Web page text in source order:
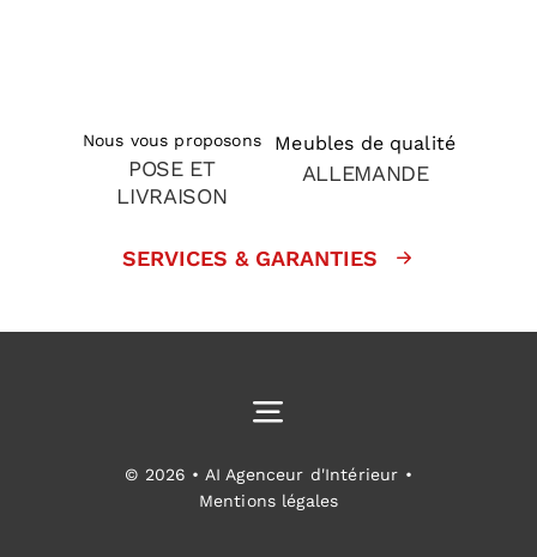
Nous vous proposons
POSE ET
LIVRAISON
Meubles de qualité
ALLEMANDE
SERVICES & GARANTIES
Toggle
Navigation
Cuisines équipées
© 2026 • AI Agenceur d'Intérieur •
Mentions légales